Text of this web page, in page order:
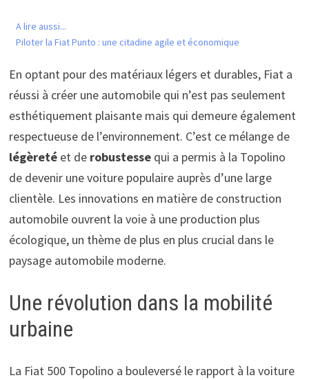
A lire aussi...
Piloter la Fiat Punto : une citadine agile et économique
En optant pour des matériaux légers et durables, Fiat a
réussi à créer une automobile qui n’est pas seulement
esthétiquement plaisante mais qui demeure également
respectueuse de l’environnement. C’est ce mélange de
légèretéet de robustessequi a permis à la Topolino
de devenir une voiture populaire auprès d’une large
clientèle. Les innovations en matière de construction
automobile ouvrent la voie à une production plus
écologique, un thème de plus en plus crucial dans le
paysage automobile moderne.
Une révolution dans la mobilité
urbaine
La Fiat 500 Topolino a bouleversé le rapport à la voiture